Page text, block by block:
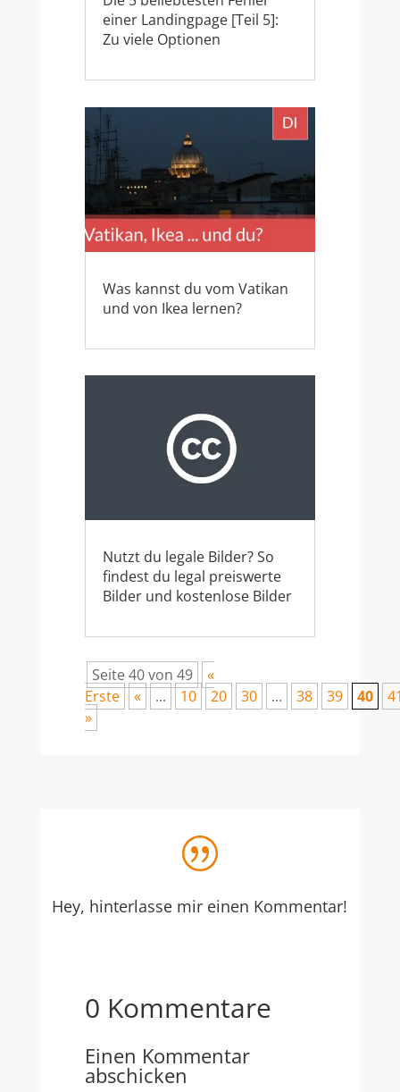
einer Landingpage [Teil 5]:
Zu viele Optionen
Was kannst du vom Vatikan
und von Ikea lernen?
Nutzt du legale Bilder? So
findest du legal preiswerte
Bilder und kostenlose Bilder
Seite 40 von 49
«
Erste
« ... 10 20 30 ... 38 39 40
»
|
Hey, hinterlasse mir einen Kommentar!
0 Kommentare
Einen Kommentar
abschicken